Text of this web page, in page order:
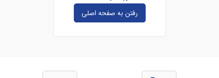
رفتن به صفحه‌ اصلی